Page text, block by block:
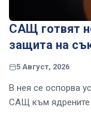
САЩ готвят
защита на
5 Август, 2026
В нея се оспорва
САЩ към